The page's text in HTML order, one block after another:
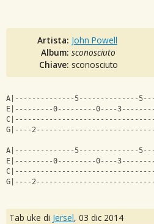
Artista: John Powell
Album: sconosciuto
Chiave: sconosciuto
A|--------------5--------------
E|---------0---------0----
G|----
A|--------------5--------------
E|---------0---------0----
G|----
Tab uke di Jersel, 03 dic 2014